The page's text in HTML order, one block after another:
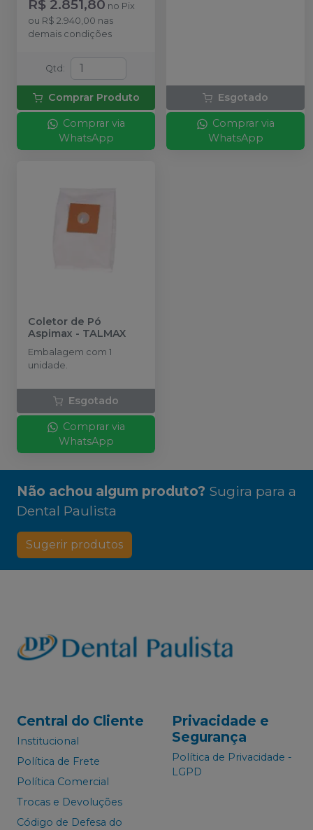
R$ 2.851,80 no Pix
ou R$ 2.940,00 nas
demais condições
Qtd :
Comprar Produto
Comprar via
WhatsApp
Esgotado
Comprar via
WhatsApp
Coletor de Pó
Aspimax - TALMAX
Embalagem com 1
unidade.
Esgotado
Comprar via
WhatsApp
Não achou algum produto? Sugira para a
Dental Paulista
Sugerir produtos
Central do Cliente
Institucional
Política de Frete
Política Comercial
Trocas e Devoluções
Código de Defesa do
Privacidade e
Segurança
Política de Privacidade -
LGPD